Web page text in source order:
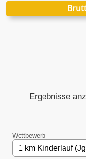
Ergebnisse
Wettbewerb